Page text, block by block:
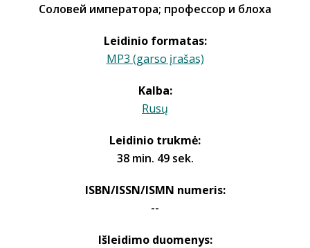
Соловей императора; профессор и блоха
Leidinio formatas:
MP3 (garso įrašas)
Kalba:
Rusų
Leidinio trukmė:
38 min. 49 sek.
ISBN/ISSN/ISMN numeris:
--
Išleidimo duomenys: